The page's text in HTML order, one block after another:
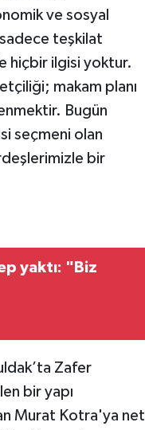
ve sosyal
teşkilat
hiçbir ilgisi yoktur.
makam planı
Bugün
seçmeni olan
bir
yaktı: "Biz
Zafer
bir yapı
Murat Kotra'ya net